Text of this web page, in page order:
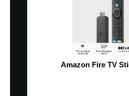
Amazon Fire TV